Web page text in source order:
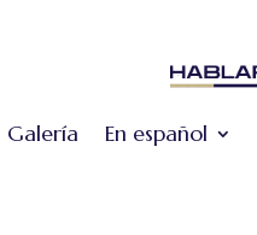
Galería En español